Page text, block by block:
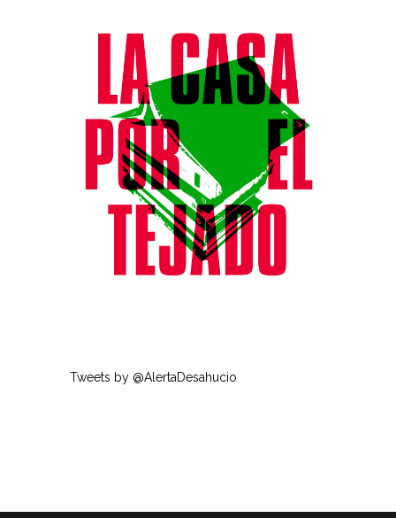
Tweets by @AlertaDesahucio